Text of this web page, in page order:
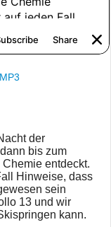
MP3
der
bis zum
entdeckt.
Hinweise, dass
sein
13 und wir
kann.